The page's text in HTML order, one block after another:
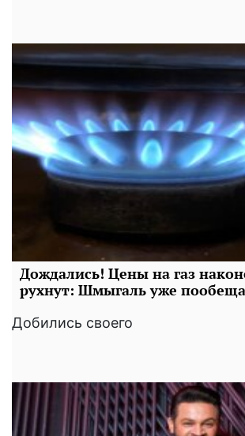
Дождались! Цены на газ
рухнут: Шмыгаль уже
Добились своего